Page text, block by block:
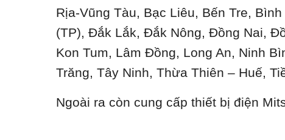
Rịa-Vũng Tàu, Bạc Liêu, Bến Tre,
(TP), Đắk Lắk, Đắk Nông, Đồng Nai,
Kon Tum, Lâm Đồng, Long An, Ninh
Trăng, Tây Ninh, Thừa Thiên – Huế,
Ngoài ra còn cung cấp thiết bị điện